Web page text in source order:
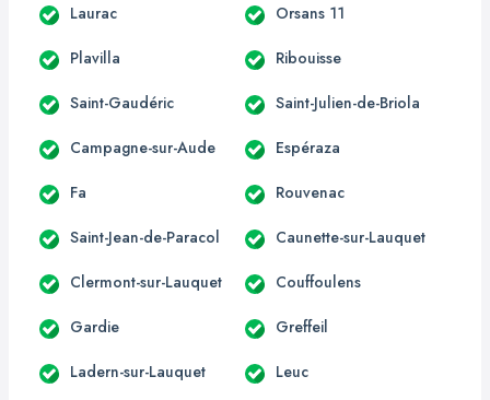
Laurac Orsans 11
Plavilla Ribouisse
Saint-Gaudéric Saint-Julien-de-Briola
Campagne-sur-Aude Espéraza
Fa Rouvenac
Saint-Jean-de-Paracol Caunette-sur-Lauquet
Clermont-sur-Lauquet Couffoulens
Gardie Greffeil
Ladern-sur-Lauquet Leuc